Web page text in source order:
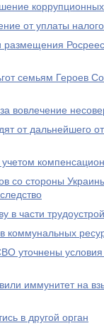
от уплаты
размещения
семьям Героев
вовлечение
от дальнейшего
учетом
со стороны
в части
уточнены
иммунитет на
в другой орган